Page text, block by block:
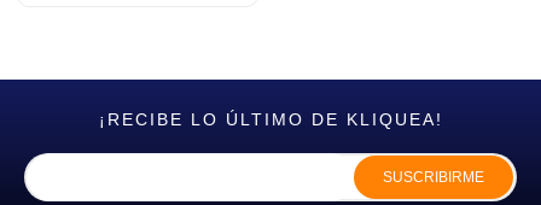
¡RECIBE LO ÚLTIMO DE KLIQUEA!
SUSCRIBIRME